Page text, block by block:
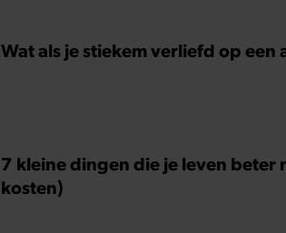
Wat als je stiekem verliefd op een
7 kleine dingen die je leven beter
kosten)